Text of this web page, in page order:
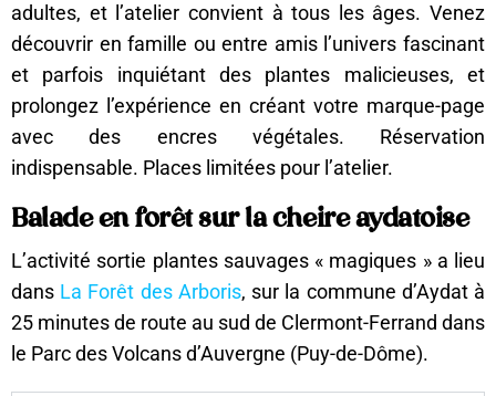
adultes, et l’atelier convient à tous les âges. Venez
découvrir en famille ou entre amis l’univers fascinant
et parfois inquiétant des plantes malicieuses, et
prolongez l’expérience en créant votre marque-page
avec des encres végétales. Réservation
indispensable. Places limitées pour l’atelier.
Balade en forêt sur la cheire aydatoise
L’activité sortie plantes sauvages « magiques » a lieu
dans La Forêt des Arboris, sur la commune d’Aydat à
25 minutes de route au sud de Clermont-Ferrand dans
le Parc des Volcans d’Auvergne (Puy-de-Dôme).